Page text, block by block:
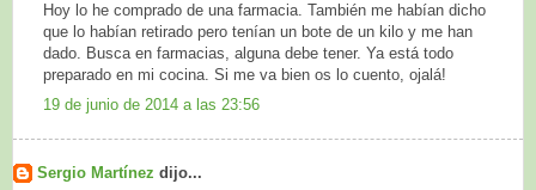
Hoy lo he comprado de una farmacia. También me habían dicho
que lo habían retirado pero tenían un bote de un kilo y me han
dado. Busca en farmacias, alguna debe tener. Ya está todo
preparado en mi cocina. Si me va bien os lo cuento, ojalá!
19 de junio de 2014 a las 23:56
Sergio Martínez dijo...